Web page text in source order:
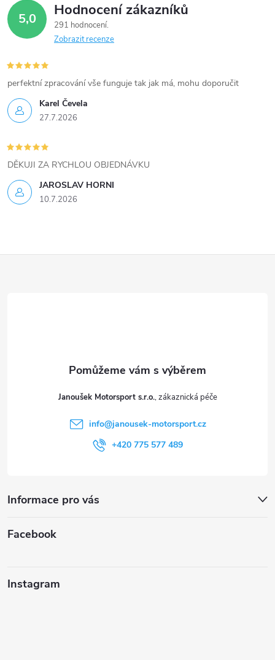
v
ý
p
i
s
u
5,0 Hodnocení zákazníků
291 hodnocení
Zobrazit recenze
Karel Čevela
27.7.2026
perfektní zpracování vše funguje tak jak má, mohu doporučit
JAROSLAV HORNI
10.7.2026
DĚKUJI ZA RYCHLOU OBJEDNÁVKU
Janoušek Motorsport s.r.o.
info@janousek-motorsport.cz
+420 775 577 489
Informace pro vás
Facebook
Instagram